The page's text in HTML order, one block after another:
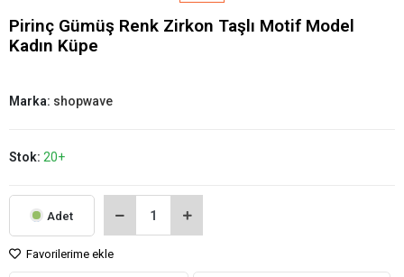
Pirinç Gümüş Renk Zirkon Taşlı Motif Model
Kadın Küpe
Marka: shopwave
Stok: 20+
Adet
Favorilerime ekle